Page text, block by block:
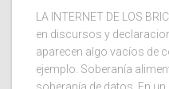
LA INTERNET DE LOS
en discursos y
aparecen algo vacíos de
ejemplo. Soberanía
soberanía de datos. En